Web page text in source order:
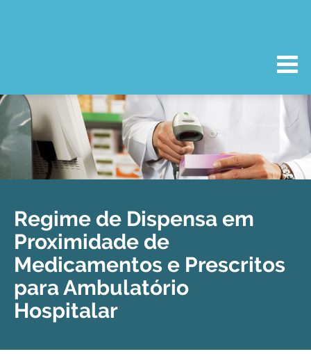
Regime de Dispensa em
Proximidade de
Medicamentos e Prescritos
para Ambulatório
Hospitalar